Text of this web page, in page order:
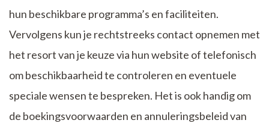
hun beschikbare programma’s en faciliteiten.
Vervolgens kun je rechtstreeks contact opnemen met
het resort van je keuze via hun website of telefonisch
om beschikbaarheid te controleren en eventuele
speciale wensen te bespreken. Het is ook handig om
de boekingsvoorwaarden en annuleringsbeleid van